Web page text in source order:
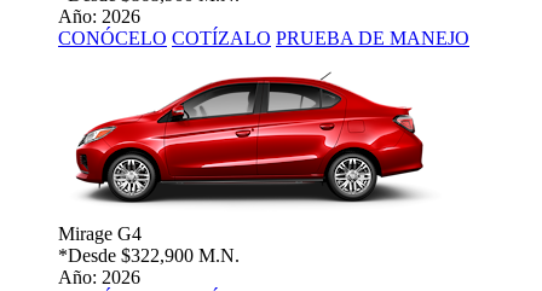
Año: 2026
CONÓCELO COTÍZALO PRUEBA DE MANEJO
Mirage G4
*Desde $322,900 M.N.
Año: 2026